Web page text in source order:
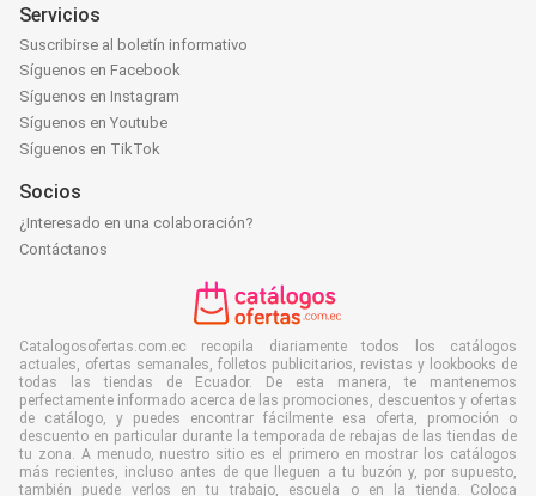
Servicios
Suscribirse al boletín informativo
Síguenos en Facebook
Síguenos en Instagram
Síguenos en Youtube
Síguenos en TikTok
Socios
¿Interesado en una colaboración?
Contáctanos
Catalogosofertas.com.ec recopila diariamente todos los catálogos
actuales, ofertas semanales, folletos publicitarios, revistas y lookbooks de
todas las tiendas de Ecuador. De esta manera, te mantenemos
perfectamente informado acerca de las promociones, descuentos y ofertas
de catálogo, y puedes encontrar fácilmente esa oferta, promoción o
descuento en particular durante la temporada de rebajas de las tiendas de
tu zona. A menudo, nuestro sitio es el primero en mostrar los catálogos
más recientes, incluso antes de que lleguen a tu buzón y, por supuesto,
también puede verlos en tu trabajo, escuela o en la tienda. Coloca